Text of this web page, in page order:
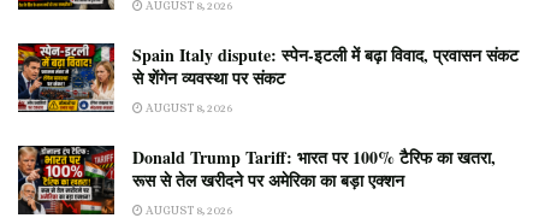
AUGUST 8, 2026
Spain Italy dispute: स्पेन-इटली में बढ़ा विवाद, प्रवासन संकट
से शेंगेन व्यवस्था पर संकट
AUGUST 8, 2026
Donald Trump Tariff: भारत पर 100% टैरिफ का खतरा,
रूस से तेल खरीदने पर अमेरिका का बड़ा एक्शन
AUGUST 8, 2026